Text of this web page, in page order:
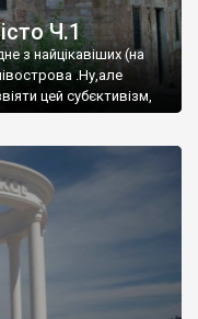
Ч.1
з найцікавіших (на
.Ну,але
цей субєктивізм,